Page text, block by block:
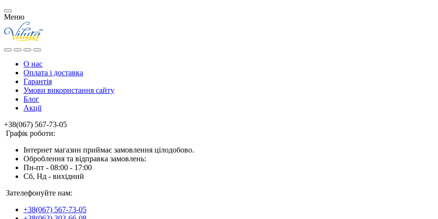
Меню
О нас
Оплата і доставка
Гарантія
Умови використання сайту
Блог
Акції
+38(067) 567-73-05
Графік роботи:
Інтернет магазин приймає замовлення цілодобово.
Оброблення та відправка замовлень:
Пн-пт - 08:00 - 17:00
Сб, Нд - вихідний
Зателефонуйте нам:
+38(067) 567-73-05